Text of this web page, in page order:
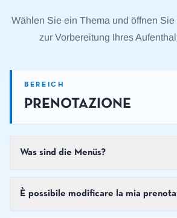
Wählen Sie ein Thema und öffnen
zur Vorbereitung Ihres
BEREICH
PRENOTAZIONE
Was sind die Menüs?
È possibile modificare la mia